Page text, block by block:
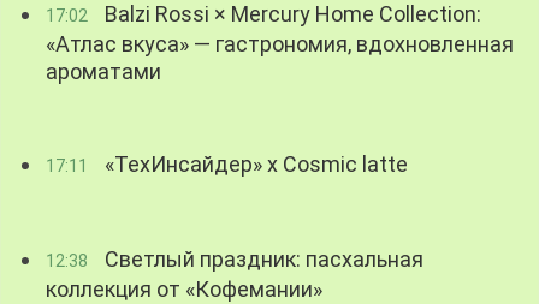
17:02
Balzi Rossi × Mercury Home Collection:
«Атлас вкуса» — гастрономия, вдохновленная
ароматами
17:11 «ТехИнсайдер» х Cosmic latte
12:38
Светлый праздник: пасхальная
коллекция от «Кофемании»